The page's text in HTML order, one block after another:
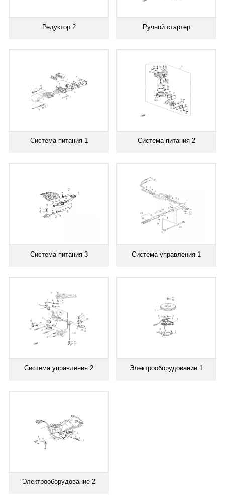
Редуктор 2 Ручной стартер
Система питания 1 Система питания 2
Система питания 3 Система управления 1
Система управления 2 Электрооборудование 1
Электрооборудование 2